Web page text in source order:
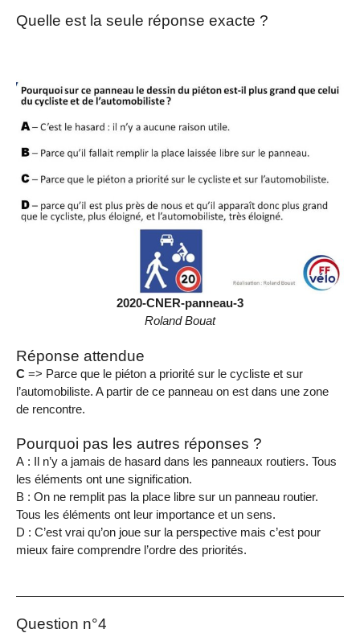
Quelle est la seule réponse exacte ?
2020-CNER-panneau-3
Roland Bouat
Réponse attendue
C => Parce que le piéton a priorité sur le cycliste et sur
l’automobiliste. A partir de ce panneau on est dans une zone
de rencontre.
Pourquoi pas les autres réponses ?
A : Il n’y a jamais de hasard dans les panneaux routiers. Tous
les éléments ont une signification.
B : On ne remplit pas la place libre sur un panneau routier.
Tous les éléments ont leur importance et un sens.
D : C’est vrai qu’on joue sur la perspective mais c’est pour
mieux faire comprendre l’ordre des priorités.
Question n°4